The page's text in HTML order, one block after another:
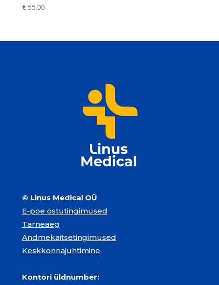
€55.00
© Linus Medical OÜ
E-poe ostutingimused
Tarneaeg
Andmekaitsetingimused
Keskkonnajuhtimine
Kontori üldnumber: